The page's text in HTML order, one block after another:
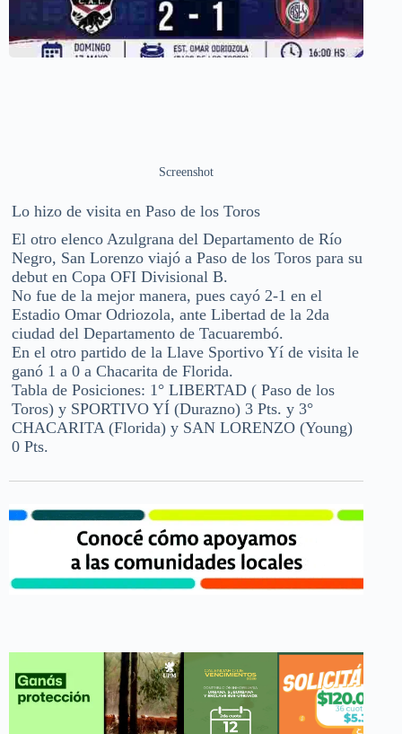
Screenshot
Lo hizo de visita en Paso de los Toros
El otro elenco Azulgrana del Departamento de Río
Negro, San Lorenzo viajó a Paso de los Toros para su
debut en Copa OFI Divisional B.
No fue de la mejor manera, pues cayó 2-1 en el
Estadio Omar Odriozola, ante Libertad de la 2da
ciudad del Departamento de Tacuarembó.
En el otro partido de la Llave Sportivo Yí de visita le
ganó 1 a 0 a Chacarita de Florida.
Tabla de Posiciones: 1° LIBERTAD ( Paso de los
Toros) y SPORTIVO YÍ (Durazno) 3 Pts. y 3°
CHACARITA (Florida) y SAN LORENZO (Young)
0 Pts.